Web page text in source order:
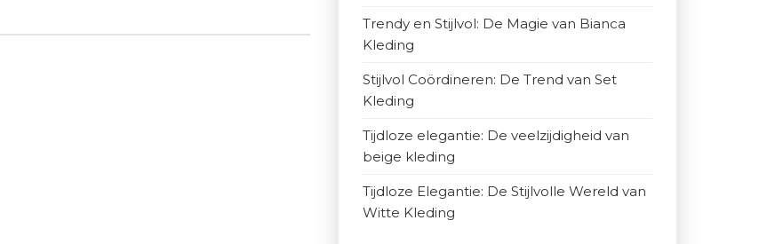
Trendy en Stijlvol: De Magie van Bianca
Kleding
Stijlvol Coördineren: De Trend van Set
Kleding
Tijdloze elegantie: De veelzijdigheid van
beige kleding
Tijdloze Elegantie: De Stijlvolle Wereld van
Witte Kleding